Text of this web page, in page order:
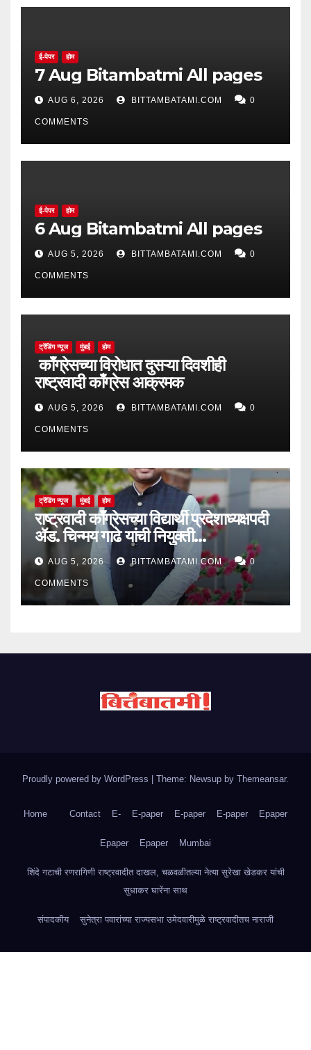
ई-पेपर होम
7 Aug Bitambatmi All pages
AUG 6, 2026 BITTAMBATAMI.COM 0
COMMENTS
ई-पेपर होम
6 Aug Bitambatmi All pages
AUG 5, 2026 BITTAMBATAMI.COM 0
COMMENTS
ट्रेंडिंग न्यूज मुंबई होम
काँग्रेसच्या विरोधात दुसऱ्या दिवशीही
राष्ट्रवादी काँग्रेस आक्रमक
AUG 5, 2026 BITTAMBATAMI.COM 0
COMMENTS
ट्रेंडिंग न्यूज मुंबई होम
राष्ट्रवादी काँग्रेसच्या विद्यार्थी प्रदेशाध्यक्षपदी
ॲड. चिन्मय गाढे यांची नियुक्ती…
AUG 5, 2026 BITTAMBATAMI.COM 0
COMMENTS
Proudly powered by WordPress Theme: Newsup by Themeansar.
Home Contact E- E-paper E-paper E-paper Epaper
Epaper Epaper Mumbai
शिंदे गटाची रणरागिणी राष्ट्रवादीत दाखल, चळवळीतल्या नेत्या सुरेखा खेडकर यांची
सुधाकर घारेंना साथ
संपादकीय सुनेत्रा पवारांच्या राज्यसभा उमेदवारीमुळे राष्ट्रवादीतच नाराजी